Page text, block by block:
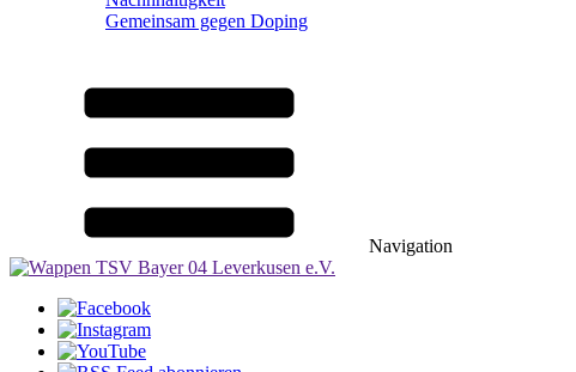
Gemeinsam gegen Doping
Navigation